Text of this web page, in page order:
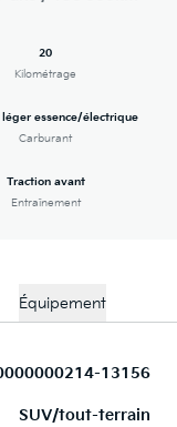
20
Kilométrage
essence/électrique
Carburant
Traction avant
Entraînement
Équipement
13156
SUV/tout-terrain